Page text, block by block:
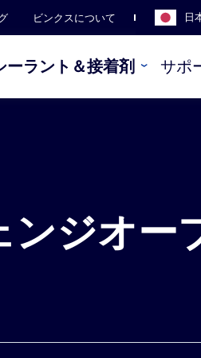
ビンクスについて 日
ーラント＆接着剤 サポ
ジオー